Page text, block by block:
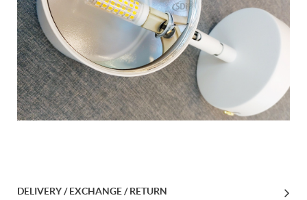
DELIVERY / EXCHANGE / RETURN